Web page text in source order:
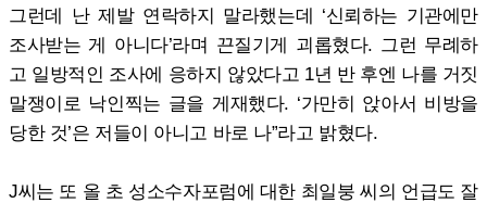
그런데 난 제발 연락하지 말라했는데 ‘신뢰하는 기관에만
조사받는 게 아니다’라며 끈질기게 괴롭혔다. 그런 무례하
고 일방적인 조사에 응하지 않았다고 1년 반 후엔 나를 거짓
말쟁이로 낙인찍는 글을 게재했다. ‘가만히 앉아서 비방을
당한 것’은 저들이 아니고 바로 나”라고 밝혔다.
J씨는 또 올 초 성소수자포럼에 대한 최일붕 씨의 언급도 잘